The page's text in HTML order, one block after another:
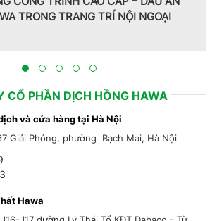
theo phong cách Pháp do CT CP Dịch
CỔ PHẦN DỊCH HỒNG HAWA
và cửa hàng tại Hà Nội
Giải Phóng, phường Bạch Mai, Hà Nội
Hawa